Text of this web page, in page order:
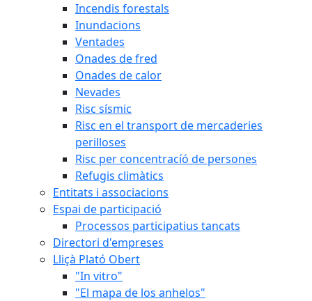
Incendis forestals
Inundacions
Ventades
Onades de fred
Onades de calor
Nevades
Risc sísmic
Risc en el transport de mercaderies
perilloses
Risc per concentracíó de persones
Refugis climàtics
Entitats i associacions
Espai de participació
Processos participatius tancats
Directori d'empreses
Lliçà Plató Obert
"In vitro"
"El mapa de los anhelos"